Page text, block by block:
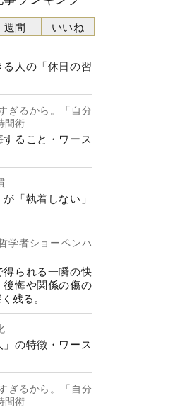
人の「休日の習
ぎるから。「自分
間術
ること・ワース
「執着しない」
学者ショーペンハ
られる一瞬の快
悔や関係の傷の
残る。
」の特徴・ワース
ぎるから。「自分
間術
週間 いいね